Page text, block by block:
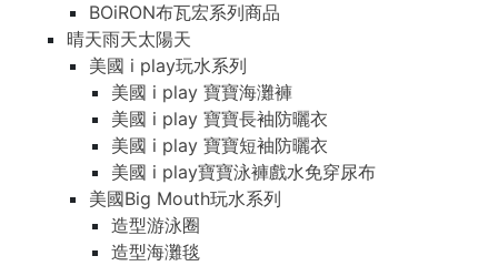
BOiRON布瓦宏系列商品
晴天雨天太陽天
美國 i play玩水系列
美國 i play 寶寶海灘褲
美國 i play 寶寶長袖防曬衣
美國 i play 寶寶短袖防曬衣
美國 i play寶寶泳褲戲水免穿尿布
美國Big Mouth玩水系列
造型游泳圈
造型海灘毯